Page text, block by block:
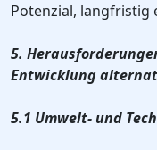
Potenzial, langfristig
5.
Entwicklung
5.1 Umwelt- und